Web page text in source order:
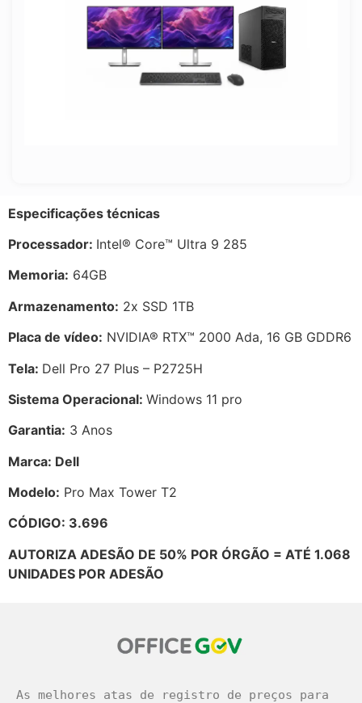
Especificações técnicas
Processador: Intel® Core™ Ultra 9 285
Memoria: 64GB
Armazenamento: 2x SSD 1TB
Placa de vídeo: NVIDIA® RTX™ 2000 Ada, 16 GB GDDR6
Tela: Dell Pro 27 Plus – P2725H
Sistema Operacional: Windows 11 pro
Garantia: 3 Anos
Marca: Dell
Modelo: Pro Max Tower T2
CÓDIGO: 3.696
AUTORIZA ADESÃO DE 50% POR ÓRGÃO = ATÉ 1.068
UNIDADES POR ADESÃO
As melhores atas de registro de preços para